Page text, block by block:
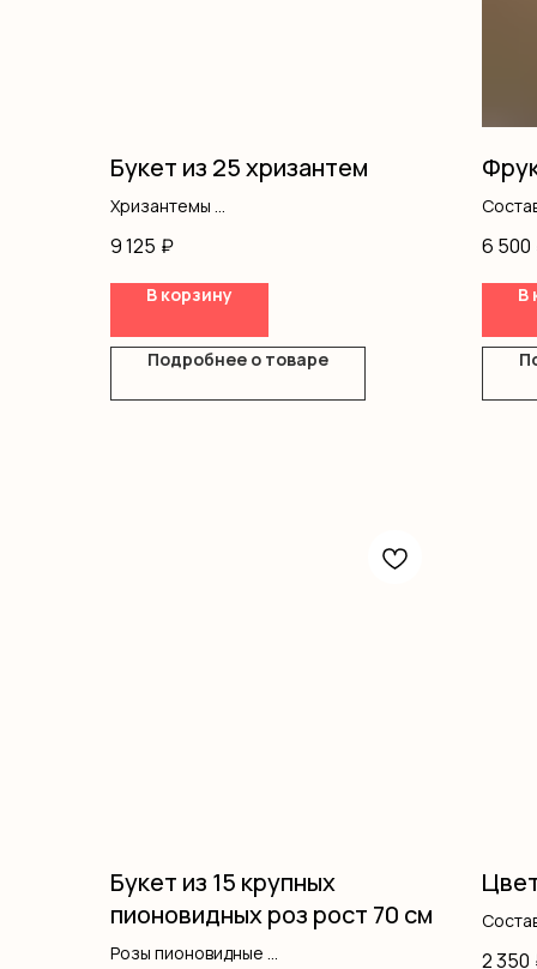
Букет из 25 хризантем
Хризантемы
9 125 ₽
В корзину
Подробнее о товаре
6 500
В
Букет из 15 крупных
пионовидных роз рост 70 см
Розы пионовидные
2 350